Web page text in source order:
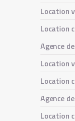
Location
Location
Agence
Location
Location
Agence
Location